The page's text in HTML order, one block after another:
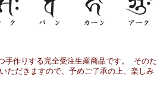
手作りする完全受注生産商品です。 そのた
ただきますので、予めご了承の上、楽しみ